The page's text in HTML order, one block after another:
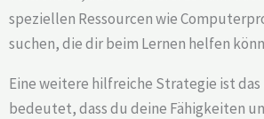
speziellen Ressourcen wie
suchen, die dir beim Lernen helfen
Eine weitere hilfreiche Strategie ist das
bedeutet, dass du deine Fähigkeiten